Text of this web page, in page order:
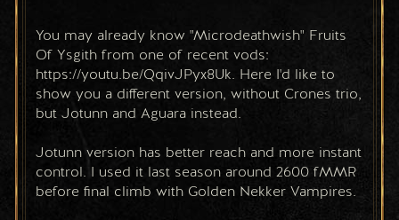
You may already know "Microdeathwish" Fruits
Of Ysgith from one of recent vods:
https://youtu.be/QqivJPyx8Uk. Here I'd like to
show you a different version, without Crones trio,
but Jotunn and Aguara instead.
Jotunn version has better reach and more instant
control. I used it last season around 2600 fMMR